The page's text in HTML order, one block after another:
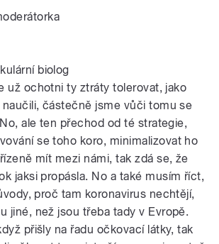
biolog
už ochotni ty ztráty tolerovat, jako
částečně jsme vůči tomu se
ale ten přechod od té strategie,
se toho koro, minimalizovat ho
mít mezi námi, tak zdá se, že
jaksi propásla. No a také musím říct,
proč tam koronavirus nechtějí,
jiné, než jsou třeba tady v Evropě.
přišly na řadu očkovací látky, tak